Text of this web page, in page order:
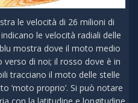
le velocità di 26 milioni di
le velocità radiali delle
mostra dove il moto medio
verso di noi; il rosso dove è in
tracciano il moto delle stelle
‘moto proprio’. Si può notare
con la latitudine e longitudine